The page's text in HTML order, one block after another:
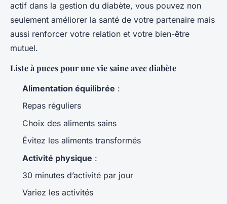
actif dans la gestion du diabète, vous pouvez non
seulement améliorer la santé de votre partenaire mais
aussi renforcer votre relation et votre bien-être
mutuel.
Liste à puces pour une vie saine avec diabète
Alimentation équilibrée :
Repas réguliers
Choix des aliments sains
Évitez les aliments transformés
Activité physique :
30 minutes d’activité par jour
Variez les activités